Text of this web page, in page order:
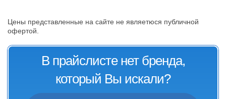
Цены представленные на сайте не являетюся публичной
офертой.
В прайслисте нет бренда,
который Вы искали?